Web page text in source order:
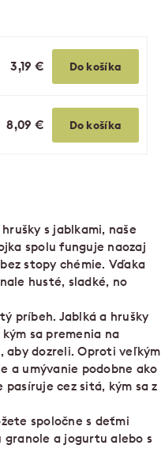
3,19 € Do košíka
8,09 € Do košíka
s jablkami, naše
spolu funguje naozaj
stopy chémie. Vďaka
husté, sladké, no
príbeh. Jablká a hrušky
sa premenia na
aby dozreli. Oproti veľkým
a umývanie podobne ako
cez sitá, kým sa z
spoločne s deťmi
a jogurtu alebo s